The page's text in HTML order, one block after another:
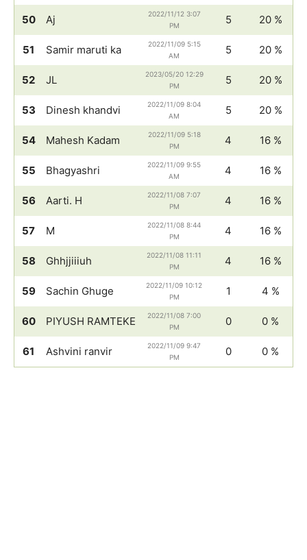
50 Aj
2022/11/12 3:07
PM
5 20 %
51 Samir maruti ka
2022/11/09 5:15
AM
5 20 %
52 JL
2023/05/20 12:29
PM
5 20 %
53 Dinesh khandvi
2022/11/09 8:04
AM
5 20 %
54 Mahesh Kadam
2022/11/09 5:18
PM
4 16 %
55 Bhagyashri
2022/11/09 9:55
AM
4 16 %
56 Aarti. H
2022/11/08 7:07
PM
4 16 %
57 M
2022/11/08 8:44
PM
4 16 %
58 Ghhjjiiiuh
2022/11/08 11:11
PM
4 16 %
59 Sachin Ghuge
2022/11/09 10:12
PM
1 4 %
60 PIYUSH RAMTEKE
2022/11/08 7:00
PM
0 0 %
61 Ashvini ranvir
2022/11/09 9:47
PM
0 0 %